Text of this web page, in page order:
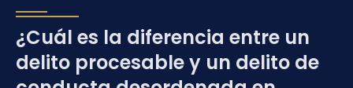
¿Cuál es la diferencia entre un
delito procesable y un delito de